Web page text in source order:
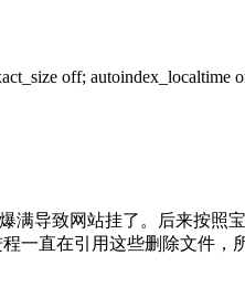
off; autoindex_localtime
导致网站挂了。后来按照
一直在引用这些删除文件